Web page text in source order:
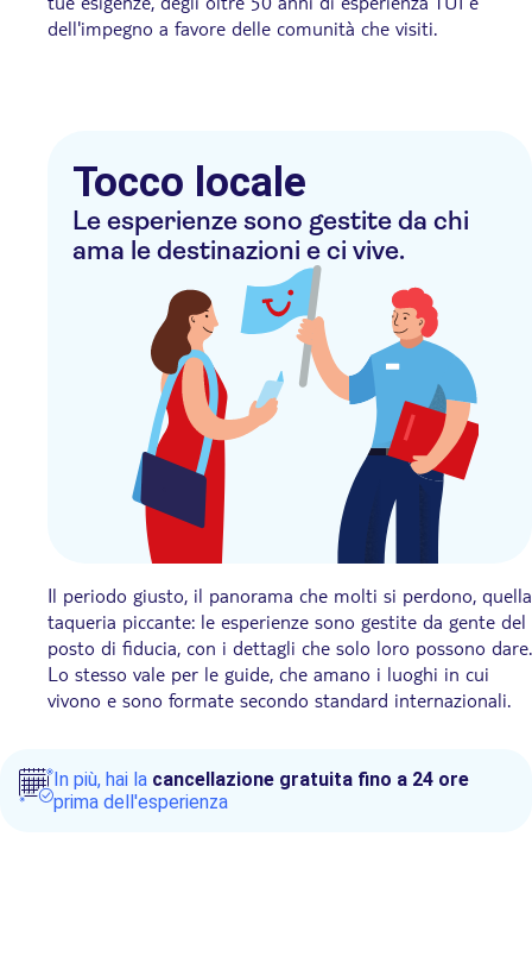
dell'impegno a favore delle comunità che visiti.
Tocco locale
Le esperienze sono gestite da chi
ama le destinazioni e ci vive.
Il periodo giusto, il panorama che molti si perdono, quella
taqueria piccante: le esperienze sono gestite da gente del
posto di fiducia, con i dettagli che solo loro possono dare.
Lo stesso vale per le guide, che amano i luoghi in cui
vivono e sono formate secondo standard internazionali.
In più, hai la cancellazione gratuita fino a 24 ore
prima dell'esperienza